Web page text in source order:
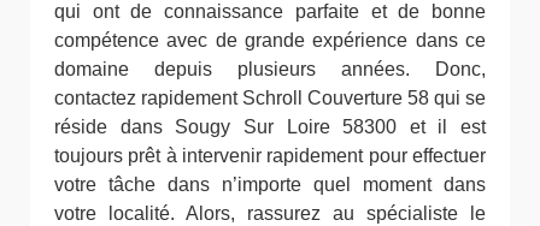
qui ont de connaissance parfaite et de bonne
compétence avec de grande expérience dans ce
domaine depuis plusieurs années. Donc,
contactez rapidement Schroll Couverture 58 qui se
réside dans Sougy Sur Loire 58300 et il est
toujours prêt à intervenir rapidement pour effectuer
votre tâche dans n’importe quel moment dans
votre localité. Alors, rassurez au spécialiste le